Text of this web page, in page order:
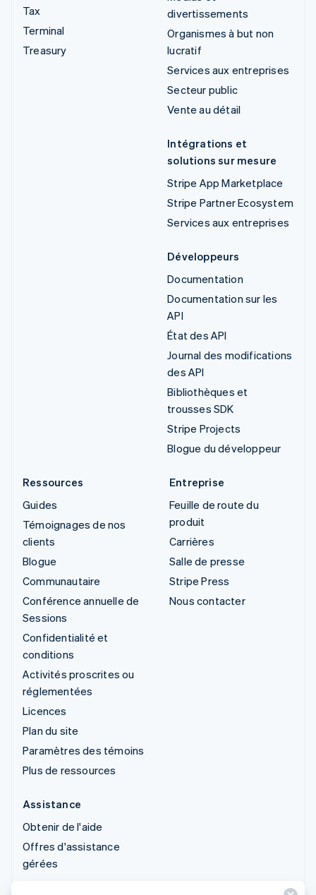
Tax
Terminal
Treasury
divertissements
Organismes à but non
lucratif
Services aux entreprises
Secteur public
Vente au détail
Intégrations et
solutions sur mesure
Stripe App Marketplace
Stripe Partner Ecosystem
Services aux entreprises
Développeurs
Documentation
Documentation sur les
API
État des API
Journal des modifications
des API
Bibliothèques et
trousses SDK
Stripe Projects
Blogue du développeur
Ressources
Guides
Témoignages de nos
clients
Blogue
Communautaire
Conférence annuelle de
Sessions
Confidentialité et
conditions
Activités proscrites ou
réglementées
Licences
Plan du site
Paramètres des témoins
Plus de ressources
Entreprise
Feuille de route du
produit
Carrières
Salle de presse
Stripe Press
Nous contacter
Assistance
Obtenir de l'aide
Offres d'assistance
gérées